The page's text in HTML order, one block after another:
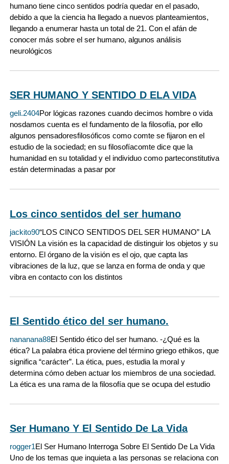
humano tiene cinco sentidos podría quedar en el pasado,
debido a que la ciencia ha llegado a nuevos planteamientos,
llegando a enumerar hasta un total de 21. Con el afán de
conocer más sobre el ser humano, algunos análisis
neurológicos
SER HUMANO Y SENTIDO D ELA VIDA
geli.2404Por lógicas razones cuando decimos hombre o vida
nosdamos cuenta es el fundamento de la filosofía, por ello
algunos pensadoresfilosóficos como comte se fijaron en el
estudio de la sociedad; en su filosofíacomte dice que la
humanidad en su totalidad y el individuo como parteconstitutiva
están determinadas a pasar por
Los cinco sentidos del ser humano
jackito90“LOS CINCO SENTIDOS DEL SER HUMANO” LA
VISIÓN La visión es la capacidad de distinguir los objetos y su
entorno. El órgano de la visión es el ojo, que capta las
vibraciones de la luz, que se lanza en forma de onda y que
vibra en contacto con los distintos
El Sentido ético del ser humano.
nananana88El Sentido ético del ser humano. -¿Qué es la
ética? La palabra ética proviene del término griego ethikos, que
significa “carácter”. La ética, pues, estudia la moral y
determina cómo deben actuar los miembros de una sociedad.
La ética es una rama de la filosofía que se ocupa del estudio
Ser Humano Y El Sentido De La Vida
rogger1El Ser Humano Interroga Sobre El Sentido De La Vida
Uno de los temas que inquieta a las personas se relaciona con